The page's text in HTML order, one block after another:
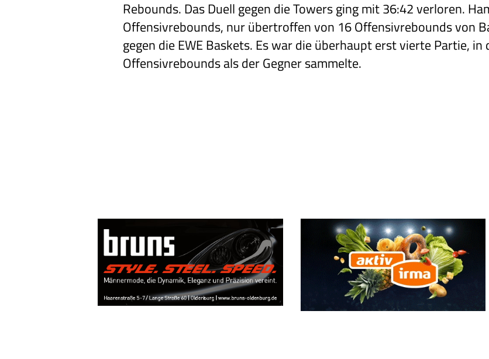
Rebounds. Das Duell gegen die Towers ging mit 36:42 verloren.
Offensivrebounds, nur übertroffen von 16 Offensivrebounds von
gegen die EWE Baskets. Es war die überhaupt erst vierte Partie,
Offensivrebounds als der Gegner sammelte.